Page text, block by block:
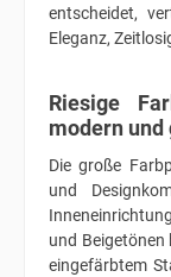
entscheidet,
Eleganz,
Riesige
modern
Die große
und
und
eingefärbtem